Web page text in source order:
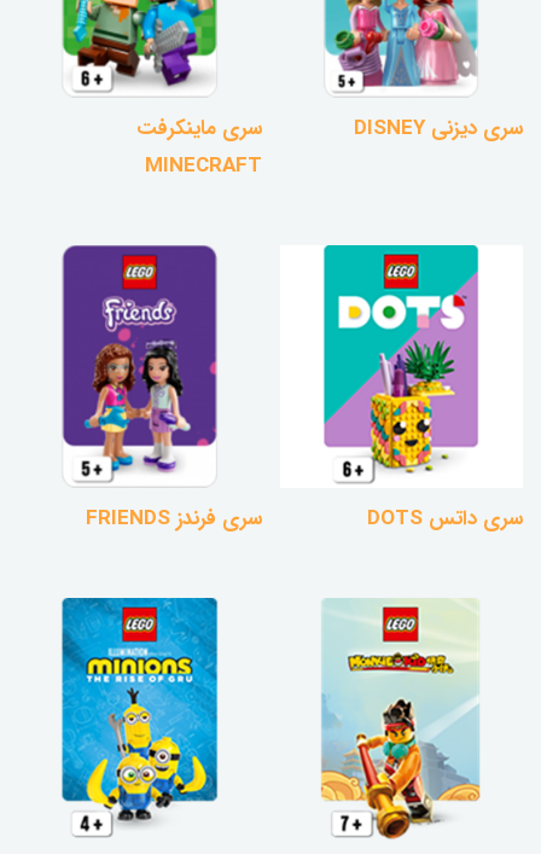
سری دیزنی DISNEY
سری ماینکرفت
MINECRAFT
سری داتس DOTS سری فرندز FRIENDS